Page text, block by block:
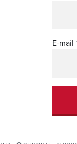
E-mail